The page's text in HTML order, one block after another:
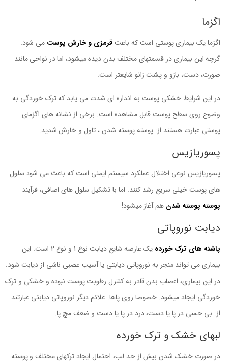
اگزما
اگزما یک بیماری پوستی است که باعثقرمزی و خارش پوست می شود.
گرچه این بیماری در قسمتهای مختلف بدن دیده میشود، اما در نواحی مانند
صورت، دست، بازو و پشت زانو شایعتر است.
در این شرایط خشکی پوست به اندازه ای شدت می یابد که ترک خوردگی به
وضوح روی سطح پوست قابل مشاهده است. برخی از نشانه های اگزمای
پوستی عبارت هستند از: پوسته پوسته شدن ، تاول و خارش شدید.
پسوریازیس
پسوریازیس نوعی اختلال عملکرد سیستم ایمنی است که باعث می شود سلول
های پوست خیلی سریع رشد کنند. اما با تشکیل سلول های اضافی، فرآیند
پوسته پوسته شدن هم آغاز میشود!
دیابت نوروپاتی
پاشنه های ترک خورده
یک عارضه شایع دیابت نوع 1 و نوع 2 است. این
بیماری می تواند منجر به نوروپاتی دیابتی یا آسیب عصبی ناشی از دیابت شود.
در این بیماری، اعصاب بدن قادر به کنترل رطوبت پوست نبوده و خشکی و ترک
خوردگی ایجاد میشود. خصوصا روی پاها. علائم دیگر نوروپاتی دیابتی عبارتند
از: بی حسی در پا یا دست، درد در پا یا دست و ضعف مچ پا.
لبهای خشک و ترک خورده
در صورت خشک شدن بیش از حد لب، احتمال ایجاد ترکهای مختلف و پوسته